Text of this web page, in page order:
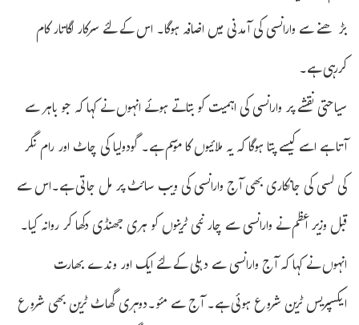
بڑھنے سے وارانسی کی آمدنی میں اضافہ ہوگا۔ اس کے لئے سرکار لگاتار کام
کررہی ہے۔
سیاحتی نقشے پر وارانسی کی اہمیت کو بتاتے ہوئے انہوں نے کہا کہ جو باہر سے
آتا ہے اسے کیسے پتا ہوگا کہ یہ ملائیوں کا موسم ہے۔ گودولیا کی چاٹ اور رام نگر
کی لسی کی جانکاری بھی آج وارانسی کی ویب سائٹ پر مل جاتی ہے۔اس سے
قبل وزیر اعظم نے وارانسی سے چار نئی ٹرینوں کو ہری جھنڈی دکھا کر روانہ کیا۔
انہوں نے کہا کہ آج وارانسی سے دہلی کے لئے ایک اور وندے بھارت
ایکسپریس ٹرین شروع ہوئی ہے۔ آج سے مئو۔دوہری گھاٹ ٹرین بھی شروع